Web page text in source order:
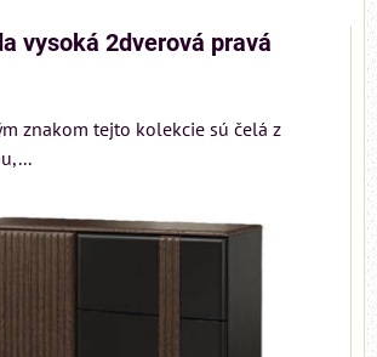
vysoká 2dverová pravá
znakom tejto kolekcie sú čelá z